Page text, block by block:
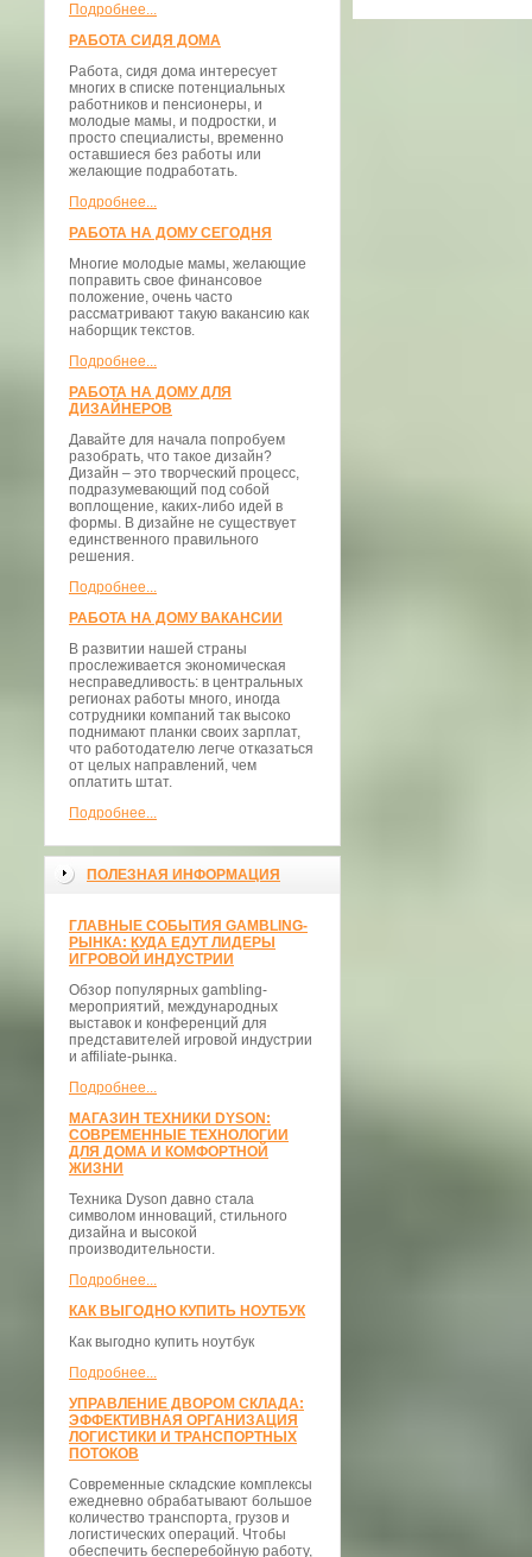
Подробнее...
РАБОТА СИДЯ ДОМА
Работа, сидя дома интересует
многих в списке потенциальных
работников и пенсионеры, и
молодые мамы, и подростки, и
просто специалисты, временно
оставшиеся без работы или
желающие подработать.
Подробнее...
РАБОТА НА ДОМУ СЕГОДНЯ
Многие молодые мамы, желающие
поправить свое финансовое
положение, очень часто
рассматривают такую вакансию как
наборщик текстов.
Подробнее...
РАБОТА НА ДОМУ ДЛЯ
ДИЗАЙНЕРОВ
Давайте для начала попробуем
разобрать, что такое дизайн?
Дизайн – это творческий процесс,
подразумевающий под собой
воплощение, каких-либо идей в
формы. В дизайне не существует
единственного правильного
решения.
Подробнее...
РАБОТА НА ДОМУ ВАКАНСИИ
В развитии нашей страны
прослеживается экономическая
несправедливость: в центральных
регионах работы много, иногда
сотрудники компаний так высоко
поднимают планки своих зарплат,
что работодателю легче отказаться
от целых направлений, чем
оплатить штат.
Подробнее...
ПОЛЕЗНАЯ ИНФОРМАЦИЯ
ГЛАВНЫЕ СОБЫТИЯ GAMBLING-
РЫНКА: КУДА ЕДУТ ЛИДЕРЫ
ИГРОВОЙ ИНДУСТРИИ
Обзор популярных gambling-
мероприятий, международных
выставок и конференций для
представителей игровой индустрии
и affiliate-рынка.
Подробнее...
МАГАЗИН ТЕХНИКИ DYSON:
СОВРЕМЕННЫЕ ТЕХНОЛОГИИ
ДЛЯ ДОМА И КОМФОРТНОЙ
ЖИЗНИ
Техника Dyson давно стала
символом инноваций, стильного
дизайна и высокой
производительности.
Подробнее...
КАК ВЫГОДНО КУПИТЬ НОУТБУК
Как выгодно купить ноутбук
Подробнее...
УПРАВЛЕНИЕ ДВОРОМ СКЛАДА:
ЭФФЕКТИВНАЯ ОРГАНИЗАЦИЯ
ЛОГИСТИКИ И ТРАНСПОРТНЫХ
ПОТОКОВ
Современные складские комплексы
ежедневно обрабатывают большое
количество транспорта, грузов и
логистических операций. Чтобы
обеспечить бесперебойную работу,